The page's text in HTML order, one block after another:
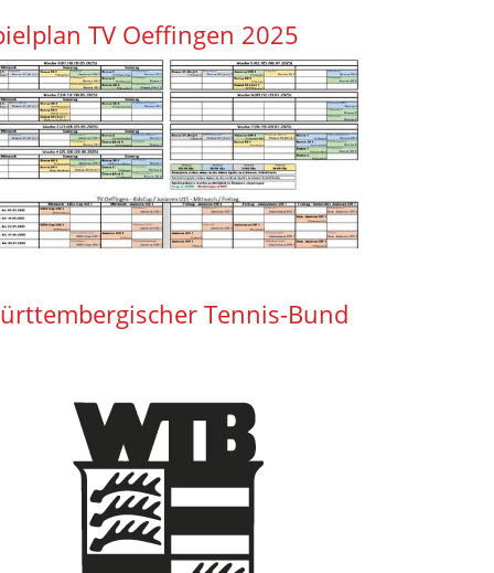
TV Oeffingen 2025
Tennis-Bund